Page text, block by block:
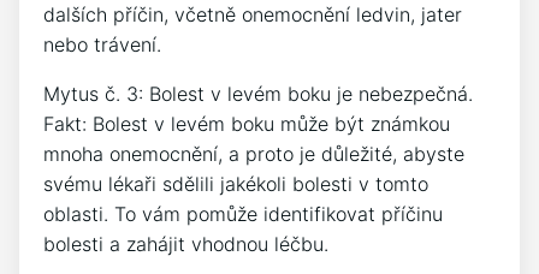
dalších příčin, včetně onemocnění ledvin, jater
nebo trávení.
Mytus č. 3: Bolest v levém boku je nebezpečná.
Fakt: Bolest v levém boku může být známkou
mnoha onemocnění, a proto je důležité, abyste
svému lékaři sdělili jakékoli bolesti v tomto
oblasti. To vám pomůže identifikovat příčinu
bolesti a zahájit vhodnou léčbu.